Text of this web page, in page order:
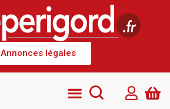
Annonces légales